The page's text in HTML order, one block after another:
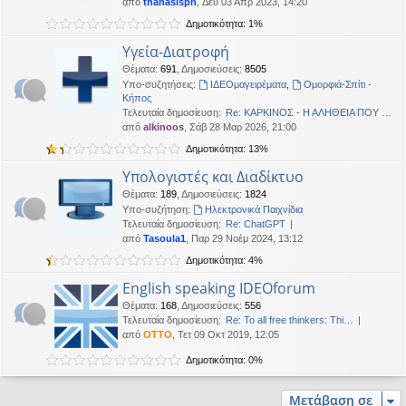
Δημοτικότητα: 1%
Υγεία-Διατροφή
Θέματα: 691 Δημοσιεύσεις: 8505
Υπο-συζητήσεις:
ΙΔΕΟμαγειρέματα,
Ομορφιά-Σπίτι -
Κήπος
Τελευταία δημοσίευση: Re: ΚΑΡΚΙΝΟΣ - Η ΑΛΗΘΕΙΑ ΠΟΥ …
από alkinoos , Σάβ 28 Μαρ 2026, 21:00
Δημοτικότητα: 13%
Υπολογιστές και Διαδίκτυο
Θέματα: 189 Δημοσιεύσεις: 1824
Υπο-συζήτηση:
Ηλεκτρονικά Παιχνίδια
Τελευταία δημοσίευση: Re: ChatGPT
από Tasoula1 , Παρ 29 Νοέμ 2024, 13:12
Δημοτικότητα: 4%
English speaking IDEOforum
Θέματα: 168 Δημοσιεύσεις: 556
Τελευταία δημοσίευση: Re: To all free thinkers: Thi…
από OTTO , Τετ 09 Οκτ 2019, 12:05
Δημοτικότητα: 0%
Μετάβαση σε